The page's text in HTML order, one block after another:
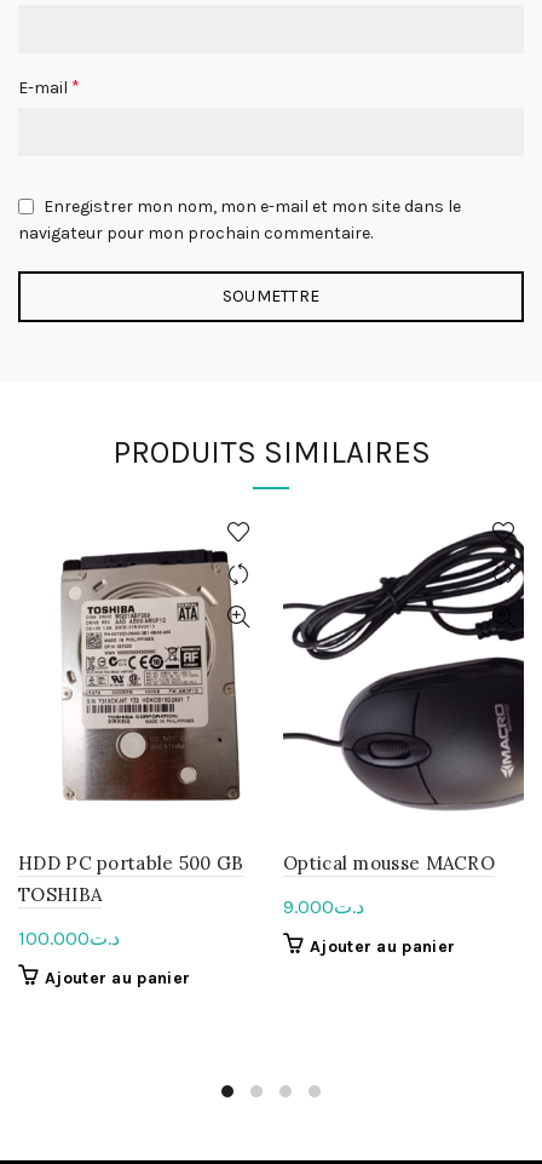
E-mail *
Enregistrer mon nom, mon e-mail et mon site dans le
navigateur pour mon prochain commentaire.
PRODUITS SIMILAIRES
HDD PC portable 500 GB
TOSHIBA
د.ت100.000
Ajouter au panier
Optical mousse MACRO
د.ت9.000
Ajouter au panier